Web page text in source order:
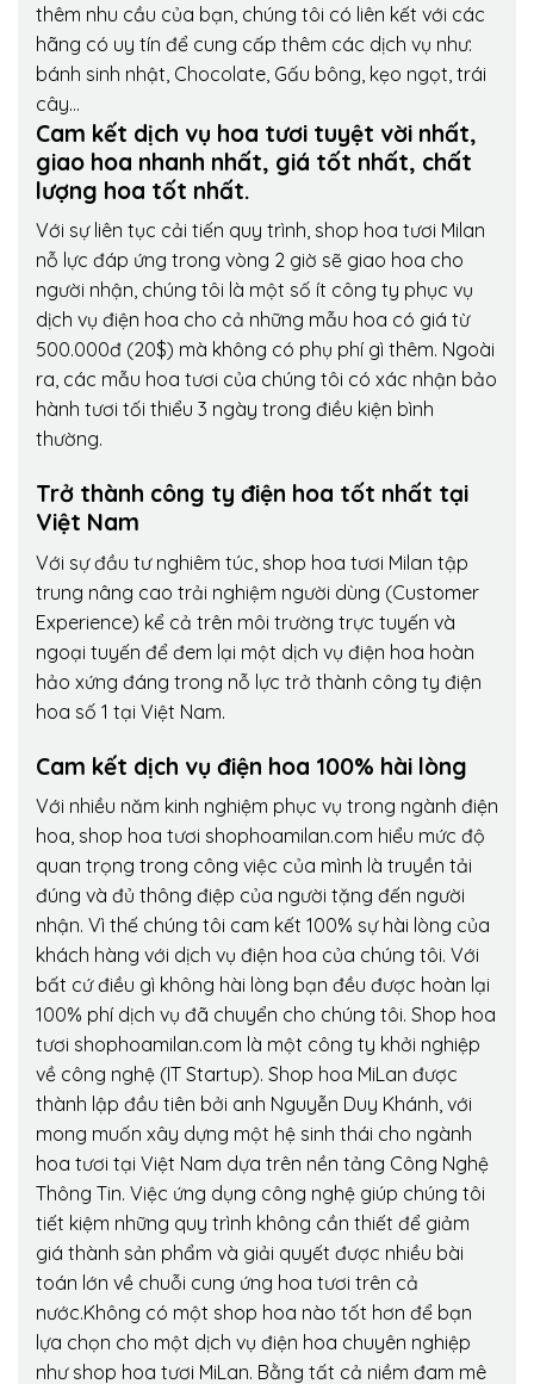
thêm nhu cầu của bạn, chúng tôi có liên kết với các
hãng có uy tín để cung cấp thêm các dịch vụ như:
bánh sinh nhật, Chocolate, Gấu bông, kẹo ngọt, trái
cây…
Cam kết dịch vụ hoa tươi tuyệt vời nhất,
giao hoa nhanh nhất, giá tốt nhất, chất
lượng hoa tốt nhất.
Với sự liên tục cải tiến quy trình, shop hoa tươi Milan
nỗ lực đáp ứng trong vòng 2 giờ sẽ giao hoa cho
người nhận, chúng tôi là một số ít công ty phục vụ
dịch vụ điện hoa cho cả những mẫu hoa có giá từ
500.000đ (20$) mà không có phụ phí gì thêm. Ngoài
ra, các mẫu hoa tươi của chúng tôi có xác nhận bảo
hành tươi tối thiểu 3 ngày trong điều kiện bình
thường.
Trở thành công ty điện hoa tốt nhất tại
Việt Nam
Với sự đầu tư nghiêm túc, shop hoa tươi Milan tập
trung nâng cao trải nghiệm người dùng (Customer
Experience) kể cả trên môi trường trực tuyến và
ngoại tuyến để đem lại một dịch vụ điện hoa hoàn
hảo xứng đáng trong nỗ lực trở thành công ty điện
hoa số 1 tại Việt Nam.
Cam kết dịch vụ điện hoa 100% hài lòng
Với nhiều năm kinh nghiệm phục vụ trong ngành điện
hoa, shop hoa tươi shophoamilan.com hiểu mức độ
quan trọng trong công việc của mình là truyền tải
đúng và đủ thông điệp của người tặng đến người
nhận. Vì thế chúng tôi cam kết 100% sự hài lòng của
khách hàng với dịch vụ điện hoa của chúng tôi. Với
bất cứ điều gì không hài lòng bạn đều được hoàn lại
100% phí dịch vụ đã chuyển cho chúng tôi. Shop hoa
tươi shophoamilan.com là một công ty khởi nghiệp
về công nghệ (IT Startup). Shop hoa MiLan được
thành lập đầu tiên bởi anh Nguyễn Duy Khánh, với
mong muốn xây dựng một hệ sinh thái cho ngành
hoa tươi tại Việt Nam dựa trên nền tảng Công Nghệ
Thông Tin. Việc ứng dụng công nghệ giúp chúng tôi
tiết kiệm những quy trình không cần thiết để giảm
giá thành sản phẩm và giải quyết được nhiều bài
toán lớn về chuỗi cung ứng hoa tươi trên cả
nước.Không có một shop hoa nào tốt hơn để bạn
lựa chọn cho một dịch vụ điện hoa chuyên nghiệp
như shop hoa tươi MiLan. Bằng tất cả niềm đam mê